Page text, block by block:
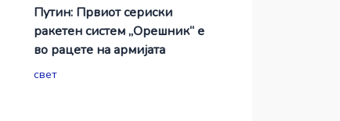
Путин: Првиот сериски
ракетен систем „Орешник“ е
во рацете на армијата
свет